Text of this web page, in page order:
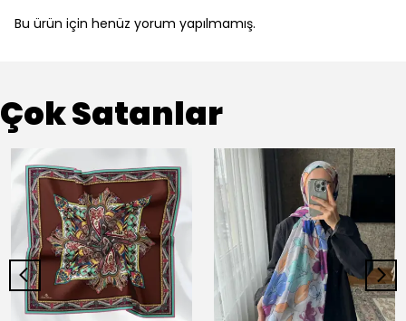
Bu ürün için henüz yorum yapılmamış.
Çok Satanlar